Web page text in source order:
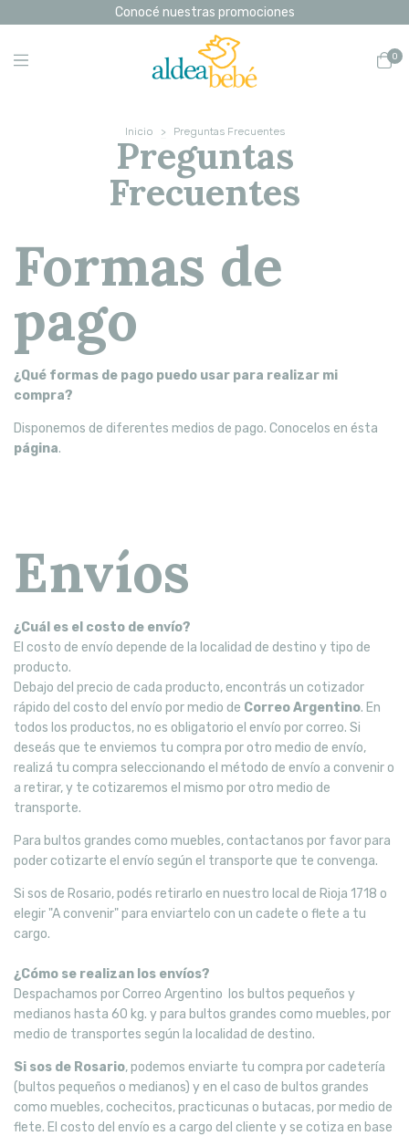
Conocé nuestras promociones
0
Inicio > Preguntas Frecuentes
Preguntas
Frecuentes
Formas de
pago
¿Qué formas de pago puedo usar para realizar mi
compra?
Disponemos de diferentes medios de pago. Conocelos en ésta
página.
Envíos
¿Cuál es el costo de envío?
El costo de envío depende de la localidad de destino y tipo de
producto.
Debajo del precio de cada producto, encontrás un cotizador
rápido del costo del envío por medio de Correo Argentino. En
todos los productos, no es obligatorio el envío por correo. Si
deseás que te enviemos tu compra por otro medio de envío,
realizá tu compra seleccionando el método de envío a convenir o
a retirar, y te cotizaremos el mismo por otro medio de
transporte.
Para bultos grandes como muebles, contactanos por favor para
poder cotizarte el envío según el transporte que te convenga.
Si sos de Rosario, podés retirarlo en nuestro local de Rioja 1718 o
elegir "A convenir" para enviartelo con un cadete o flete a tu
cargo.
¿Cómo se realizan los envíos?
Despachamos por Correo Argentino los bultos pequeños y
medianos hasta 60 kg. y para bultos grandes como muebles, por
medio de transportes según la localidad de destino.
Si sos de Rosario, podemos enviarte tu compra por cadetería
(bultos pequeños o medianos) y en el caso de bultos grandes
como muebles, cochecitos, practicunas o butacas, por medio de
flete. El costo del envío es a cargo del cliente y se cotiza en base